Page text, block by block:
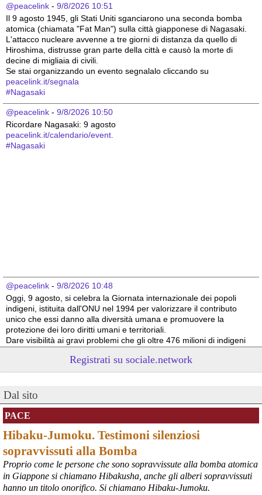
@peacelink - 9/8/2026 10:51
Il 9 agosto 1945, gli Stati Uniti sganciarono una seconda bomba
atomica (chiamata "Fat Man") sulla città giapponese di Nagasaki.
L'attacco nucleare avvenne a tre giorni di distanza da quello di
Hiroshima, distrusse gran parte della città e causò la morte di
decine di migliaia di civili.
peacelink.it/segnala
#Nagasaki
@peacelink - 9/8/2026 10:50
Ricordare Nagasaki: 9 agosto
peacelink.it/calendario/event.
#Nagasaki
@peacelink - 9/8/2026 10:48
Oggi, 9 agosto, si celebra la Giornata internazionale dei popoli
indigeni, istituita dall'ONU nel 1994 per valorizzare il contributo
unico che essi danno alla diversità umana e promuovere la
protezione dei loro diritti umani e territoriali.
Dare visibilità ai gravi problemi che gli oltre 476 milioni di indigeni
necessario per il loro futuro.
Survival International info@survival.it
@peacelink - 9/8/2026 10:46
Da Luisa Morgantini, presidente di AssopacePalestina (per contatti:
lmorgantiniassopace@gmail.com)
A Supino, in provincia di Frosinone, al centro di AssopacePalestina
"Bab el Sham" (la  porta del sole), dal 16 al 23 agosto 2026, 60
studentesse e studenti di Gaza, che hanno avuto scholarship da
diverse Universita' italiane, si incontreranno per conoscersi,
scambiare idee, essere di reciproco aiuto, per condividere la loro
situazione, i bisogni e le necessita'.
Registrati su sociale.network
Dal sito
PACE
Hibaku-Jumoku. Testimoni silenziosi
sopravvissuti alla Bomba
Proprio come le persone che sono sopravvissute alla bomba atomica
in Giappone si chiamano Hibakusha, anche gli alberi sopravvissuti
hanno un titolo onorifico. Si chiamano Hibaku-Jumoku.